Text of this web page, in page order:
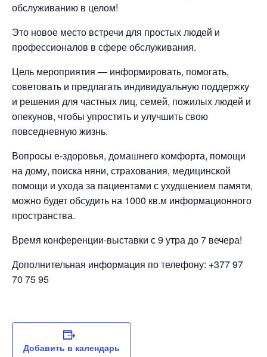
обслуживанию в целом!
Это новое место встречи для простых людей и
профессионалов в сфере обслуживания.
Цель мероприятия — информировать, помогать,
советовать и предлагать индивидуальную поддержку
и решения для частных лиц, семей, пожилых людей и
опекунов, чтобы упростить и улучшить свою
повседневную жизнь.
Вопросы е-здоровья, домашнего комфорта, помощи
на дому, поиска няни, страхования, медицинской
помощи и ухода за пациентами с ухудшением памяти,
можно будет обсудить на 1000 кв.м информационного
пространства.
Время конференции-выставки с 9 утра до 7 вечера!
Дополнительная информация по телефону: +377 97
70 75 95
Добавить в календарь